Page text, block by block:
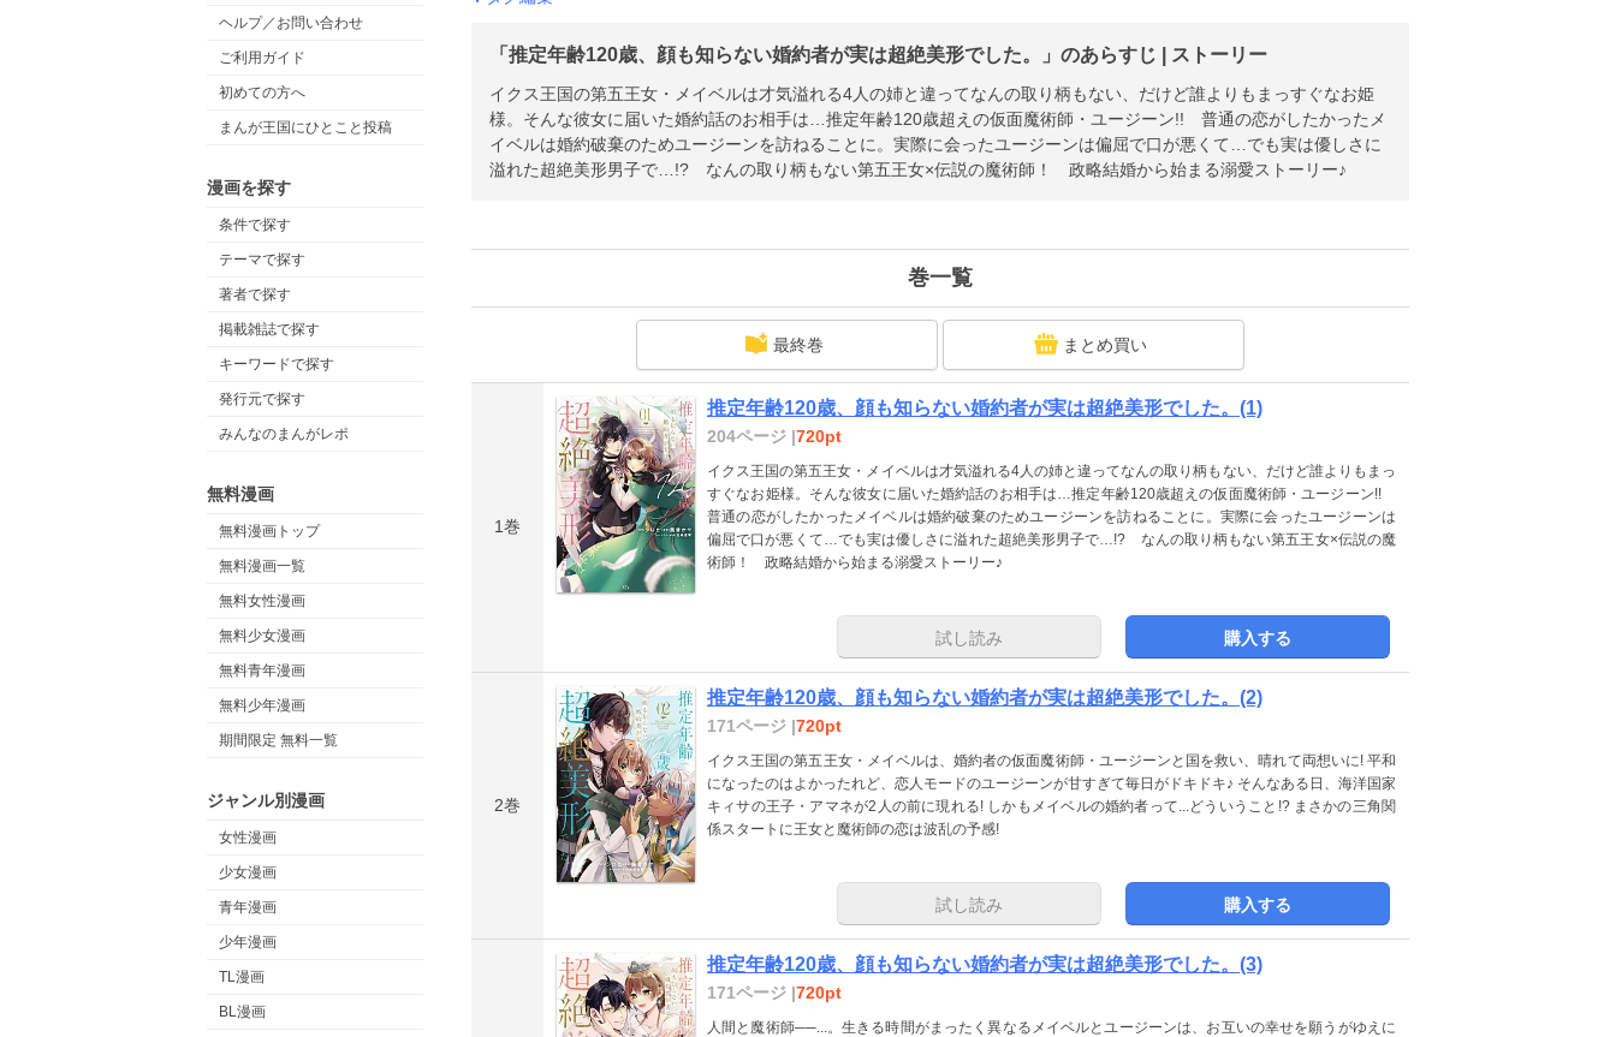
ヘルプ／お問い合わせ
ご利用ガイド
初めての方へ
まんが王国にひとこと投稿
漫画を探す
条件で探す
テーマで探す
著者で探す
掲載雑誌で探す
キーワードで探す
発行元で探す
みんなのまんがレポ
無料漫画
無料漫画トップ
無料漫画一覧
無料女性漫画
無料少女漫画
無料青年漫画
無料少年漫画
期間限定 無料一覧
ジャンル別漫画
女性漫画
少女漫画
青年漫画
少年漫画
TL漫画
BL漫画
「推定年齢120歳、顔も知らない婚約者が実は超絶美形でした。」のあらすじ | ストーリー
イクス王国の第五王女・メイベルは才気溢れる4人の姉と違ってなんの取り柄もない、だけど誰よりもまっすぐなお姫
様。そんな彼女に届いた婚約話のお相手は…推定年齢120歳超えの仮面魔術師・ユージーン!! 普通の恋がしたかったメ
イベルは婚約破棄のためユージーンを訪ねることに。実際に会ったユージーンは偏屈で口が悪くて…でも実は優しさに
溢れた超絶美形男子で…!? なんの取り柄もない第五王女×伝説の魔術師！ 政略結婚から始まる溺愛ストーリー♪
巻一覧
最終巻 まとめ買い
1巻
推定年齢120歳、顔も知らない婚約者が実は超絶美形でした。(1)
204ページ |720pt
イクス王国の第五王女・メイベルは才気溢れる4人の姉と違ってなんの取り柄もない、だけど誰よりもまっ
すぐなお姫様。そんな彼女に届いた婚約話のお相手は…推定年齢120歳超えの仮面魔術師・ユージーン!!
普通の恋がしたかったメイベルは婚約破棄のためユージーンを訪ねることに。実際に会ったユージーンは
偏屈で口が悪くて…でも実は優しさに溢れた超絶美形男子で…!? なんの取り柄もない第五王女×伝説の魔
術師！ 政略結婚から始まる溺愛ストーリー♪
試し読み 購入する
2巻
推定年齢120歳、顔も知らない婚約者が実は超絶美形でした。(2)
171ページ |720pt
イクス王国の第五王女・メイベルは、婚約者の仮面魔術師・ユージーンと国を救い、晴れて両想いに! 平和
になったのはよかったれど、恋人モードのユージーンが甘すぎて毎日がドキドキ♪ そんなある日、海洋国家
キィサの王子・アマネが2人の前に現れる! しかもメイベルの婚約者って...どういうこと!? まさかの三角関
係スタートに王女と魔術師の恋は波乱の予感!
試し読み 購入する
推定年齢120歳、顔も知らない婚約者が実は超絶美形でした。(3)
171ページ |720pt
人間と魔術師──...。生きる時間がまったく異なるメイベルとユージーンは、お互いの幸せを願うがゆえに